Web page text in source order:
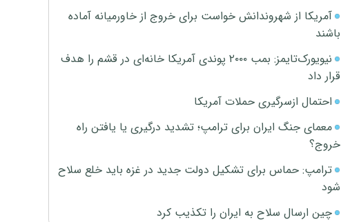
آمریکا از شهروندانش خواست برای خروج از خاورمیانه آماده
باشند
نیویورک‌تایمز: بمب ۲۰۰۰ پوندی آمریکا خانه‌ای در قشم را هدف
قرار داد
احتمال ازسرگیری حملات آمریکا
معمای جنگ ایران برای ترامپ؛ تشدید درگیری یا یافتن راه
خروج؟
ترامپ: حماس برای تشکیل دولت جدید در غزه باید خلع سلاح
شود
چین ارسال سلاح به ایران را تکذیب کرد